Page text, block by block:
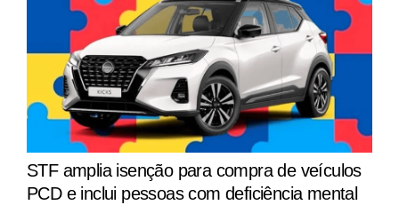
STF amplia isenção para compra de veículos
PCD e inclui pessoas com deficiência mental